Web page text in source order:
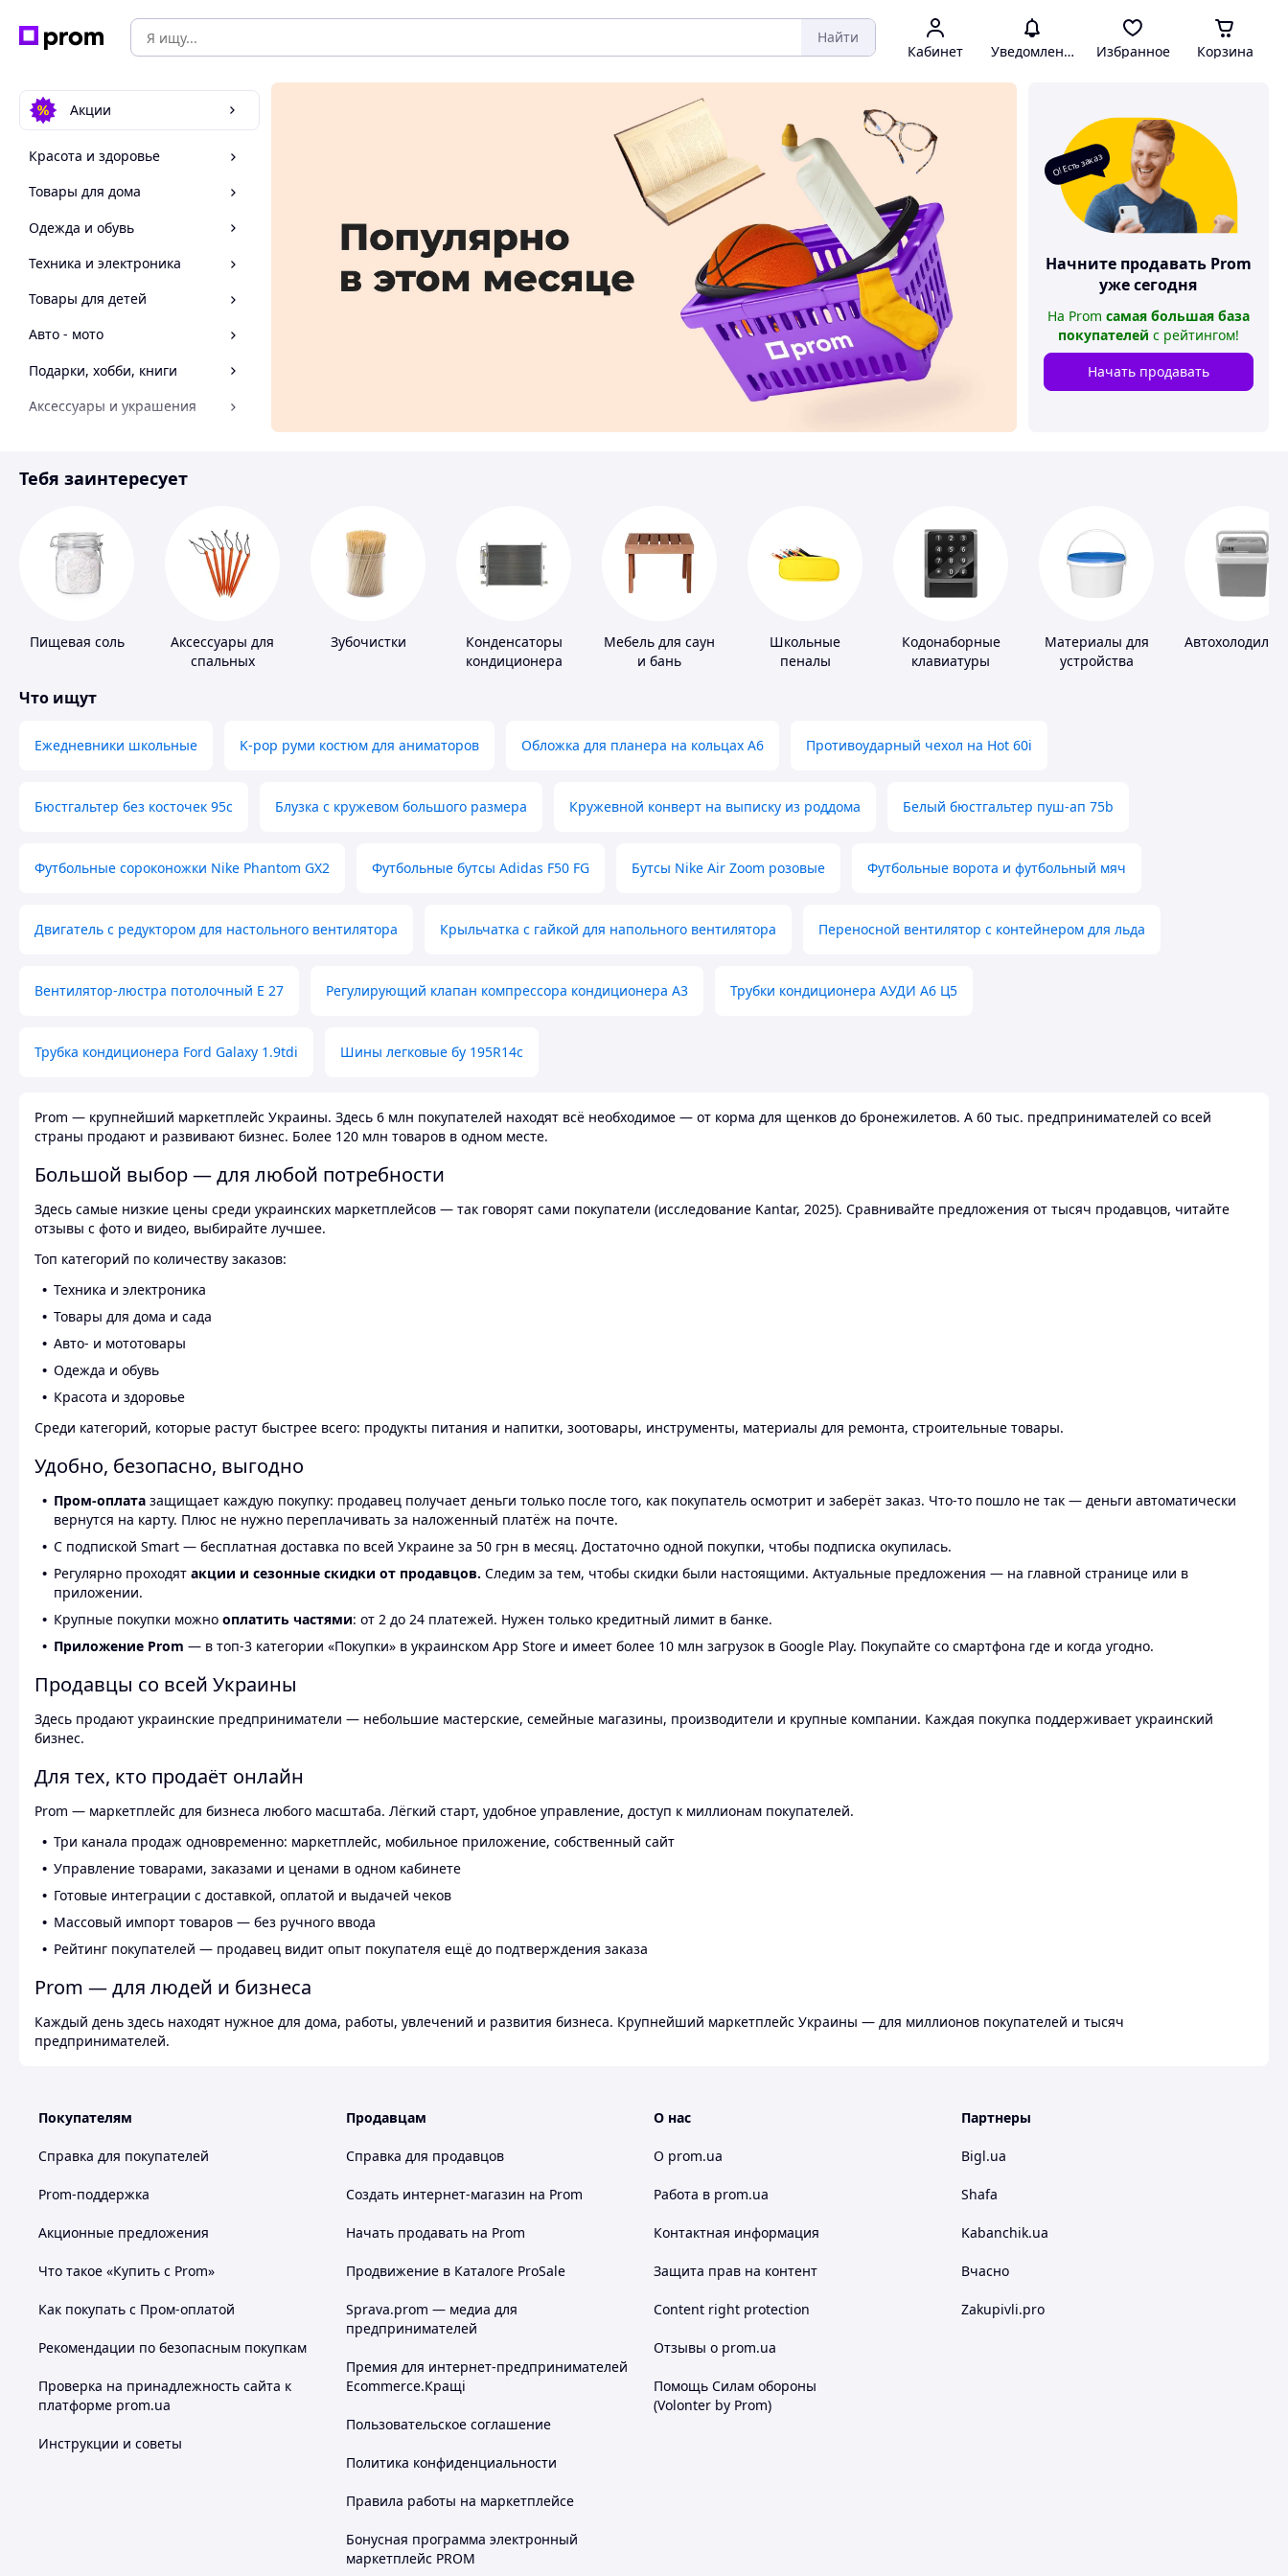
Найти
Кабинет Уведомления Избранное Корзина
Акции
Красота и здоровье
Товары для дома
Одежда и обувь
Техника и электроника
Товары для детей
Авто - мото
Подарки, хобби, книги
Аксессуары и украшения
Спорт и отдых
О! Есть заказ
Начните продавать Prom
уже сегодня
На Prom самая большая база
покупателей с рейтингом!
Начать продавать
Тебя заинтересует
Пищевая соль
Аксессуары для
спальных
Зубочистки
Конденсаторы
кондиционера
Мебель для саун
и бань
Школьные
пеналы
Кодонаборные
клавиатуры
Материалы для
устройства
Что ищут
Ежедневники школьные K-pop руми костюм для аниматоров Обложка для планера на кольцах А6 Противоударный чехол на Hot 60i
Бюстгальтер без косточек 95с Блузка с кружевом большого размера Кружевной конверт на выписку из роддома Белый бюстгальтер пуш-ап 75b
Футбольные сороконожки Nike Phantom GX2 Футбольные бутсы Adidas F50 FG Бутсы Nike Air Zoom розовые Футбольные ворота и футбольный мяч
Двигатель с редуктором для настольного вентилятора Крыльчатка с гайкой для напольного вентилятора Переносной вентилятор с контейнером для льда
Вентилятор-люстра потолочный E 27 Регулирующий клапан компрессора кондиционера А3 Трубки кондиционера АУДИ А6 Ц5
Трубка кондиционера Ford Galaxy 1.9tdi Шины легковые бу 195R14c
Prom — крупнейший маркетплейс Украины. Здесь 6 млн покупателей находят всё необходимое — от корма для щенков до бронежилетов. А 60 тыс. предпринимателей со всей
страны продают и развивают бизнес. Более 120 млн товаров в одном месте.
Большой выбор — для любой потребности
Здесь самые низкие цены среди украинских маркетплейсов — так говорят сами покупатели (исследование Kantar, 2025). Сравнивайте предложения от тысяч продавцов, читайте
отзывы с фото и видео, выбирайте лучшее.
Топ категорий по количеству заказов:
Техника и электроника
Товары для дома и сада
Авто- и мототовары
Одежда и обувь
Красота и здоровье
Среди категорий, которые растут быстрее всего: продукты питания и напитки, зоотовары, инструменты, материалы для ремонта, строительные товары.
Удобно, безопасно, выгодно
Пром-оплата защищает каждую покупку: продавец получает деньги только после того, как покупатель осмотрит и заберёт заказ. Что-то пошло не так — деньги автоматически
вернутся на карту. Плюс не нужно переплачивать за наложенный платёж на почте.
С подпиской Smart — бесплатная доставка по всей Украине за 50 грн в месяц. Достаточно одной покупки, чтобы подписка окупилась.
Регулярно проходят акции и сезонные скидки от продавцов. Следим за тем, чтобы скидки были настоящими. Актуальные предложения — на главной странице или в
приложении.
Крупные покупки можно оплатить частями: от 2 до 24 платежей. Нужен только кредитный лимит в банке.
Приложение Prom — в топ-3 категории «Покупки» в украинском App Store и имеет более 10 млн загрузок в Google Play. Покупайте со смартфона где и когда угодно.
Продавцы со всей Украины
Здесь продают украинские предприниматели — небольшие мастерские, семейные магазины, производители и крупные компании. Каждая покупка поддерживает украинский
бизнес.
Для тех, кто продаёт онлайн
Prom — маркетплейс для бизнеса любого масштаба. Лёгкий старт, удобное управление, доступ к миллионам покупателей.
Три канала продаж одновременно: маркетплейс, мобильное приложение, собственный сайт
Управление товарами, заказами и ценами в одном кабинете
Готовые интеграции с доставкой, оплатой и выдачей чеков
Массовый импорт товаров — без ручного ввода
Рейтинг покупателей — продавец видит опыт покупателя ещё до подтверждения заказа
Prom — для людей и бизнеса
Каждый день здесь находят нужное для дома, работы, увлечений и развития бизнеса. Крупнейший маркетплейс Украины — для миллионов покупателей и тысяч
предпринимателей.
Покупателям
Справка для покупателей
Prom-поддержка
Акционные предложения
Что такое «Купить с Prom»
Как покупать с Пром-оплатой
Рекомендации по безопасным покупкам
Проверка на принадлежность сайта к
платформе prom.ua
Инструкции и советы
Продавцам
Справка для продавцов
Создать интернет-магазин на Prom
Начать продавать на Prom
Продвижение в Каталоге ProSale
Sprava.prom — медиа для
предпринимателей
Премия для интернет-предпринимателей
Ecommerce.Кращі
Пользовательское соглашение
Политика конфиденциальности
Правила работы на маркетплейсе
Бонусная программа электронный
маркетплейс PROM
О нас
О prom.ua
Работа в prom.ua
Контактная информация
Защита прав на контент
Content right protection
Отзывы о prom.ua
Помощь Силам обороны
(Volonter by Prom)
Партнеры
Bigl.ua
Shafa
Kabanchik.ua
Вчасно
Zakupivli.pro